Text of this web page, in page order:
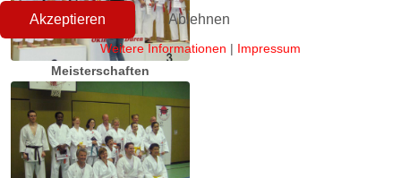
Meisterschaften
Akzeptieren Ablehnen
Weitere Informationen | Impressum